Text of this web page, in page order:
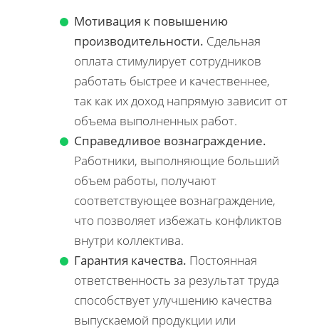
Мотивация к повышению
производительности. Сдельная
оплата стимулирует сотрудников
работать быстрее и качественнее,
так как их доход напрямую зависит от
объема выполненных работ.
Справедливое вознаграждение.
Работники, выполняющие больший
объем работы, получают
соответствующее вознаграждение,
что позволяет избежать конфликтов
внутри коллектива.
Гарантия качества. Постоянная
ответственность за результат труда
способствует улучшению качества
выпускаемой продукции или